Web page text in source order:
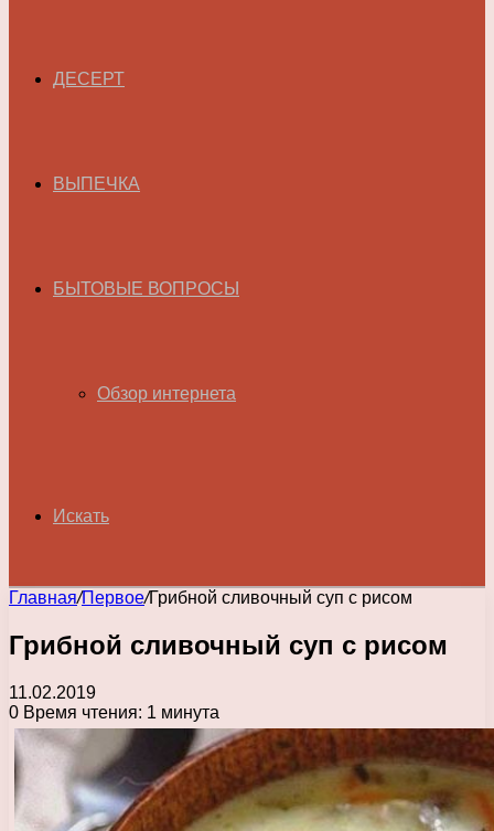
ДЕСЕРТ
ВЫПЕЧКА
БЫТОВЫЕ ВОПРОСЫ
Обзор интернета
Искать
Главная/Первое/Грибной сливочный суп с рисом
Грибной сливочный суп с рисом
11.02.2019
0 Время чтения: 1 минута